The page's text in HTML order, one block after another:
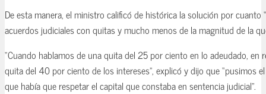
De esta manera, el ministro calificó de histórica la solución por cuanto
acuerdos judiciales con quitas y mucho menos de la magnitud de la
“Cuando hablamos de una quita del 25 por ciento en lo adeudado, en
quita del 40 por ciento de los intereses”, explicó y dijo que “pusimos
que había que respetar el capital que constaba en sentencia judicial”.